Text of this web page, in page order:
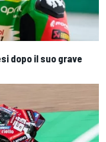
dopo il suo grave